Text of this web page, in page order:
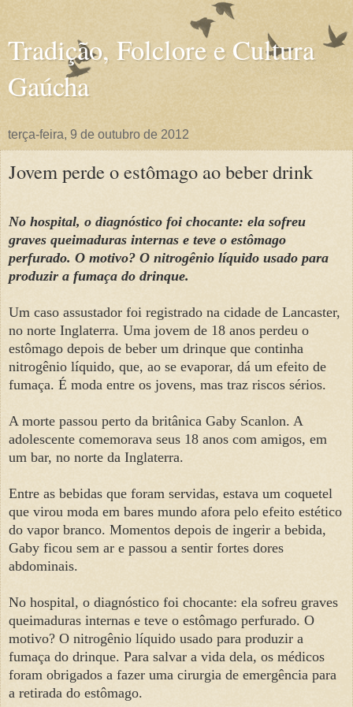
Tradição, Folclore e Cultura
Gaúcha
terça-feira, 9 de outubro de 2012
Jovem perde o estômago ao beber drink
No hospital, o diagnóstico foi chocante: ela sofreu
graves queimaduras internas e teve o estômago
perfurado. O motivo? O nitrogênio líquido usado para
produzir a fumaça do drinque.
Um caso assustador foi registrado na cidade de Lancaster,
no norte Inglaterra. Uma jovem de 18 anos perdeu o
estômago depois de beber um drinque que continha
nitrogênio líquido, que, ao se evaporar, dá um efeito de
fumaça. É moda entre os jovens, mas traz riscos sérios.
A morte passou perto da britânica Gaby Scanlon. A
adolescente comemorava seus 18 anos com amigos, em
um bar, no norte da Inglaterra.
Entre as bebidas que foram servidas, estava um coquetel
que virou moda em bares mundo afora pelo efeito estético
do vapor branco. Momentos depois de ingerir a bebida,
Gaby ficou sem ar e passou a sentir fortes dores
abdominais.
No hospital, o diagnóstico foi chocante: ela sofreu graves
queimaduras internas e teve o estômago perfurado. O
motivo? O nitrogênio líquido usado para produzir a
fumaça do drinque. Para salvar a vida dela, os médicos
foram obrigados a fazer uma cirurgia de emergência para
a retirada do estômago.